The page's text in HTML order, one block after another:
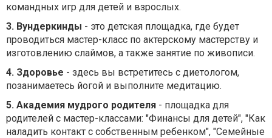
командных игр для детей и взрослых.
3. Вундеркинды - это детская площадка, где будет
проводиться мастер-класс по актерскому мастерству и
изготовлению слаймов, а также занятие по живописи.
4. Здоровье - здесь вы встретитесь с диетологом,
позанимаетесь йогой и выполните медитацию.
5. Академия мудрого родителя - площадка для
родителей с мастер-классами: "Финансы для детей", "Как
наладить контакт с собственным ребенком", "Семейные